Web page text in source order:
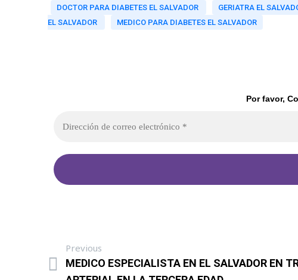
DOCTOR PARA DIABETES EL SALVADOR
GERIATRA EL
EL SALVADOR
MEDICO PARA DIABETES EL SALVADOR
Por favor,
Previous
MEDICO ESPECIALISTA EN EL SALVADOR EN